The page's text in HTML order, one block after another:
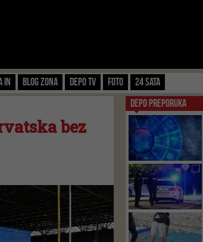
IN Blog zona Depo TV FOTO 24 SATA
bez
DEPO PREPORUKA